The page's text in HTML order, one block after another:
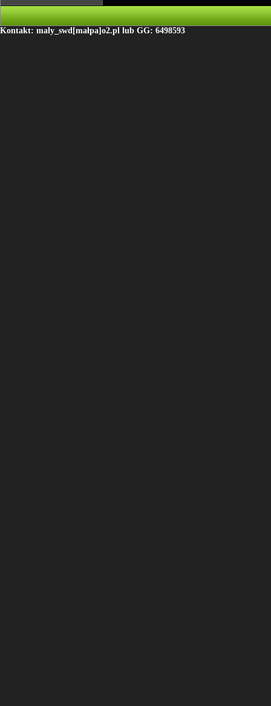
Kontakt: maly_swd[małpa]o2.pl lub GG: 6498593